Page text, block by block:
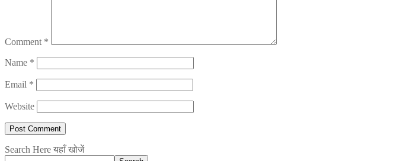
Comment *
Name *
Email *
Website
Search Here यहाँ खोजें